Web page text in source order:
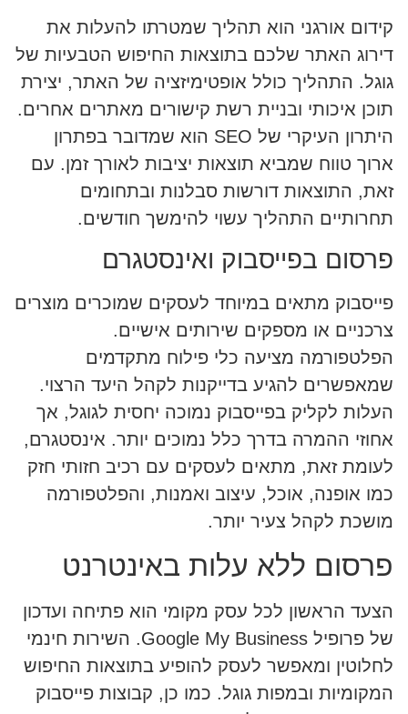
קידום אורגני הוא תהליך שמטרתו להעלות את
דירוג האתר שלכם בתוצאות החיפוש הטבעיות של
גוגל. התהליך כולל אופטימיזציה של האתר, יצירת
תוכן איכותי ובניית רשת קישורים מאתרים אחרים.
היתרון העיקרי של SEO הוא שמדובר בפתרון
ארוך טווח שמביא תוצאות יציבות לאורך זמן. עם
זאת, התוצאות דורשות סבלנות ובתחומים
תחרותיים התהליך עשוי להימשך חודשים.
פרסום בפייסבוק ואינסטגרם
פייסבוק מתאים במיוחד לעסקים שמוכרים מוצרים
צרכניים או מספקים שירותים אישיים.
הפלטפורמה מציעה כלי פילוח מתקדמים
שמאפשרים להגיע בדייקנות לקהל היעד הרצוי.
העלות לקליק בפייסבוק נמוכה יחסית לגוגל, אך
אחוזי ההמרה בדרך כלל נמוכים יותר. אינסטגרם,
לעומת זאת, מתאים לעסקים עם רכיב חזותי חזק
כמו אופנה, אוכל, עיצוב ואמנות, והפלטפורמה
מושכת לקהל צעיר יותר.
פרסום ללא עלות באינטרנט
הצעד הראשון לכל עסק מקומי הוא פתיחה ועדכון
של פרופיל Google My Business. השירות חינמי
לחלוטין ומאפשר לעסק להופיע בתוצאות החיפוש
המקומיות ובמפות גוגל. כמו כן, קבוצות פייסבוק